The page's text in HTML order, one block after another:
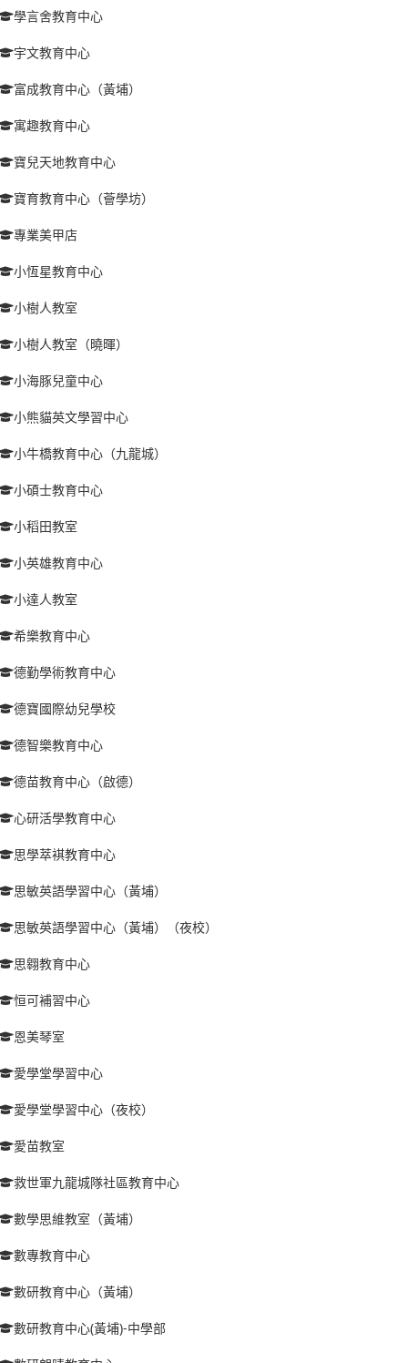
學言舍教育中心
宇文教育中心
富成教育中心（黃埔）
寓趣教育中心
寶兒天地教育中心
寶育教育中心（薈學坊）
專業美甲店
小恆星教育中心
小樹人教室
小樹人教室（曉暉）
小海豚兒童中心
小熊貓英文學習中心
小牛橋教育中心（九龍城）
小碩士教育中心
小稻田教室
小英雄教育中心
小達人教室
希樂教育中心
德勤學術教育中心
德寶國際幼兒學校
德智樂教育中心
德苗教育中心（啟德）
心研活學教育中心
思學萃褀教育中心
思敏英語學習中心（黃埔）
思敏英語學習中心（黃埔）（夜校）
思翱教育中心
恒可補習中心
恩美琴室
愛學堂學習中心
愛學堂學習中心（夜校）
愛苗教室
救世軍九龍城隊社區教育中心
數學思維教室（黃埔）
數專教育中心
數研教育中心（黃埔）
數研教育中心(黃埔)-中學部